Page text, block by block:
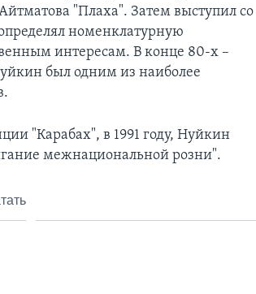
"Плаха". Затем выступил со
номенклатурную
интересам. В конце 80-х –
был одним из наиболее
"Карабах", в 1991 году, Нуйкин
межнациональной розни".